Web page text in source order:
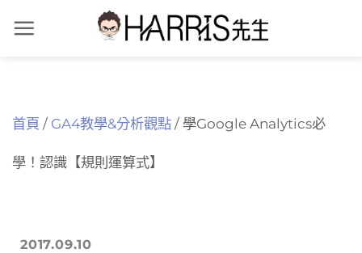
Skip
首頁 / GA4教學&分析觀點/ 學Google Analytics必
學！認識【規則運算式】
2017.09.10